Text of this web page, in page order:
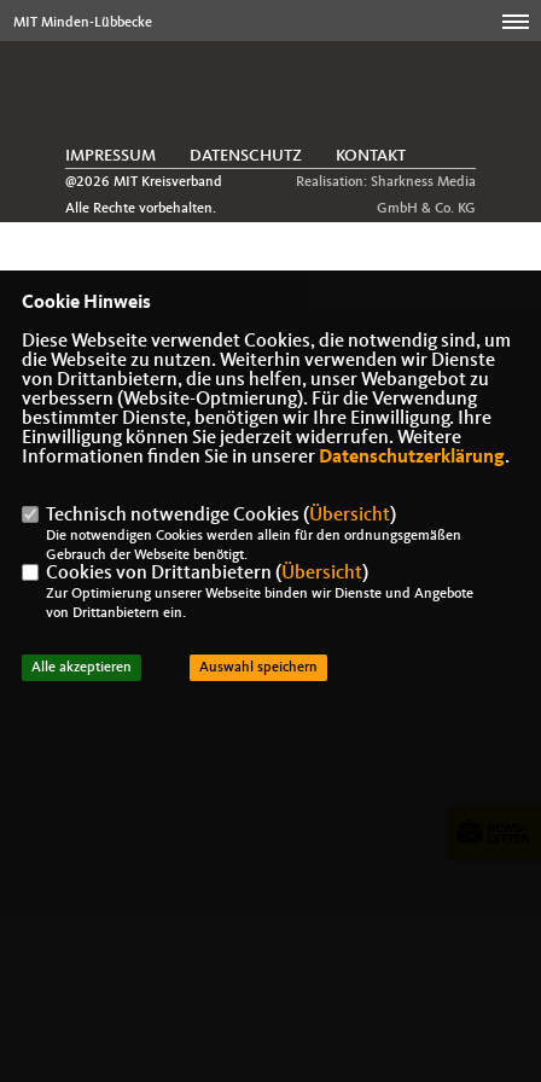
MIT Minden-Lübbecke
IMPRESSUM DATENSCHUTZ KONTAKT
@2026 MIT Kreisverband
Alle Rechte vorbehalten.
Realisation: Sharkness Media
GmbH & Co. KG
Cookie Hinweis
Diese Webseite verwendet Cookies, die notwendig sind, um
die Webseite zu nutzen. Weiterhin verwenden wir Dienste
von Drittanbietern, die uns helfen, unser Webangebot zu
verbessern (Website-Optmierung). Für die Verwendung
bestimmter Dienste, benötigen wir Ihre Einwilligung. Ihre
Einwilligung können Sie jederzeit widerrufen. Weitere
Informationen finden Sie in unserer Datenschutzerklärung.
Technisch notwendige Cookies (Übersicht)
Die notwendigen Cookies werden allein für den ordnungsgemäßen
Gebrauch der Webseite benötigt.
Cookies von Drittanbietern (Übersicht)
Zur Optimierung unserer Webseite binden wir Dienste und Angebote
von Drittanbietern ein.
Alle akzeptieren Auswahl speichern